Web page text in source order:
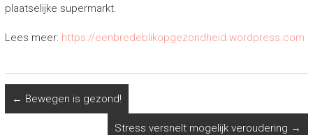
plaatselijke supermarkt.
Lees meer: https://eenbredeblikopgezondheid.wordpress.com
← Bewegen is gezond!
Stress versnelt mogelijk veroudering →